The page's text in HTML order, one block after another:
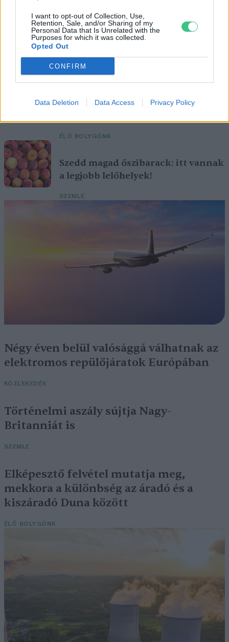
I want to opt-out of Collection, Use,
Retention, Sale, and/or Sharing of my
Personal Data that Is Unrelated with the
Purposes for which it was collected.
Opted Out
CONFIRM
Data Deletion Data Access Privacy Policy
Ezt a növényt már az őskorban is ismerték, a népi gyógyászatban
hétvégén a közönséget a 160 éves
ÉLŐ BOLYGÓNK
Szedd magad őszibarack: itt vannak
a legjobb lelőhelyek!
SZEMLE
Négy éven belül valósággá válhatnak az
elektromos repülőjáratok Európában
KÖZLEKEDÉS
Történelmi aszály sújtja Nagy-
Britanniát is
SZEMLE
Elképesztő felvétel mutatja meg,
mekkora a különbség az áradó és a
kiszáradó Duna között
ÉLŐ BOLYGÓNK